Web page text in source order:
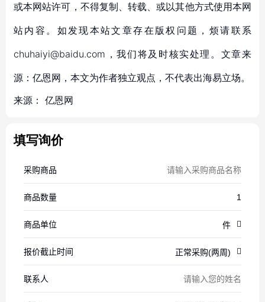
或本网站许可，不得复制、转载、或以其他方式使用本网
站内容。如发现本站文章存在版权问题，烦请联系
chuhaiyi@baidu.com，我们将及时核实处理。文章来
源：亿恩网，本文为作者独立观点，不代表出海易立场。
来源： 亿恩网
填写询价